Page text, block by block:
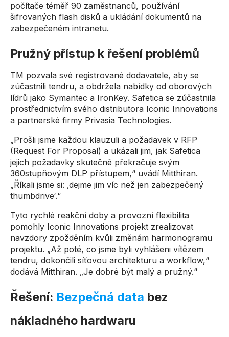
počítače téměř 90 zaměstnanců, používání
šifrovaných flash disků a ukládání dokumentů na
zabezpečeném intranetu.
Pružný přístup k řešení problémů
TM pozvala své registrované dodavatele, aby se
zúčastnili tendru, a obdržela nabídky od oborových
lídrů jako Symantec a IronKey. Safetica se zúčastnila
prostřednictvím svého distributora Iconic Innovations
a partnerské firmy Privasia Technologies.
„Prošli jsme každou klauzuli a požadavek v RFP
(Request For Proposal) a ukázali jim, jak Safetica
jejich požadavky skutečně překračuje svým
360stupňovým DLP přístupem,“ uvádí Mitthiran.
„Říkali jsme si: ‚dejme jim víc než jen zabezpečený
thumbdrive‘.“
Tyto rychlé reakční doby a provozní flexibilita
pomohly Iconic Innovations projekt zrealizovat
navzdory zpožděním kvůli změnám harmonogramu
projektu. „Až poté, co jsme byli vyhlášeni vítězem
tendru, dokončili síťovou architekturu a workflow,“
dodává Mitthiran. „Je dobré být malý a pružný.“
Řešení: Bezpečná data bez
nákladného hardwaru